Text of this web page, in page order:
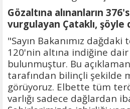
Gözaltına alınanların
vurgulayan Çataklı,
"Sayın Bakanımız dağdaki
120'nin altına indiğine dair
bulunmuştur. Bu
tarafından bilinçli şekilde
görüyoruz. Elbette tüm
varlığı sadece dağlardan